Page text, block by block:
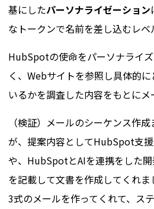
基にしたパーソナライゼーション
なトークンで名前を差し込むレベ
HubSpotの使命をパーソナライ
く、Webサイトを参照し具体的
いるかを調査した内容をもとにメ
（検証）メールのシーケンス作
が、提案内容としてHubSpot支
や、HubSpotとAIを連携をした
を記載して文書を作成してくれま
3式のメールを作ってくれて、ス